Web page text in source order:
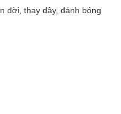
đời, thay dây, đánh bóng